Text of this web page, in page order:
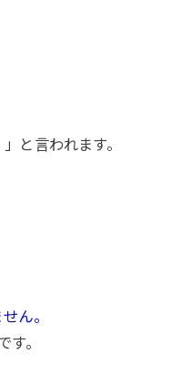
と言われます。
ん。
す。